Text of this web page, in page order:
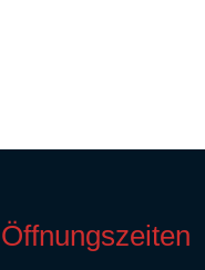
Öffnungszeiten